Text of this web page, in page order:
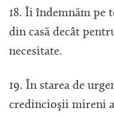
18. Îi îndemnăm pe
din casă decât
necesitate.
19. În starea de
credincioşii mireni